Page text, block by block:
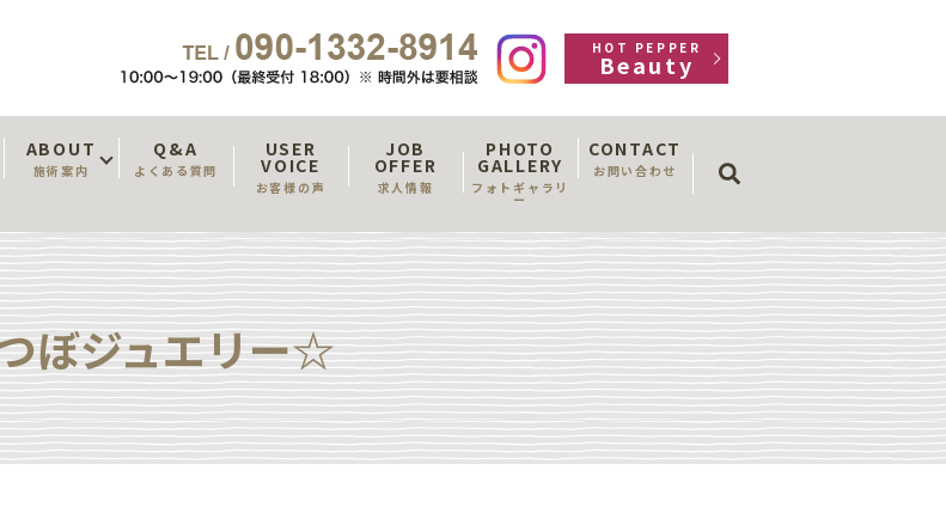
ABOUT
施術案内
Q&A
よくある質問
USER
VOICE
お客様の声
JOB
OFFER
求人情報
PHOTO
GALLERY
フォトギャラリ
ー
CONTACT
お問い合わせ
HOT PEPPER
Beauty
ぼジュエリー☆